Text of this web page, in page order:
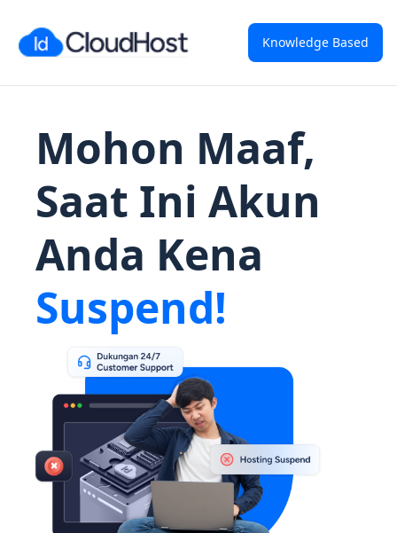
Knowledge Based
Mohon Maaf,
Saat Ini Akun
Anda Kena
Suspend!